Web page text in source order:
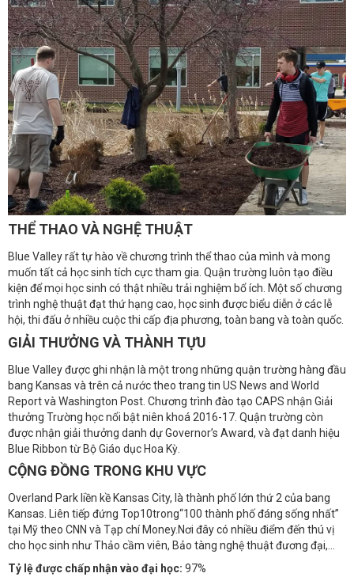
THỂ THAO VÀ NGHỆ THUẬT
Blue Valley rất tự hào về chương trình thể thao của mình và mong
muốn tất cả học sinh tích cực tham gia. Quận trường luôn tạo điều
kiện để mọi học sinh có thật nhiều trải nghiệm bổ ích. Một số chương
trình nghệ thuật đạt thứ hạng cao, học sinh được biểu diễn ở các lễ
hội, thi đấu ở nhiều cuộc thi cấp địa phương, toàn bang và toàn quốc.
GIẢI THƯỞNG VÀ THÀNH TỰU
Blue Valley được ghi nhận là một trong những quận trường hàng đầu
bang Kansas và trên cả nước theo trang tin US News and World
Report và Washington Post. Chương trình đào tạo CAPS nhận Giải
thưởng Trường học nổi bật niên khoá 2016-17. Quận trường còn
được nhận giải thưởng danh dự Governor’s Award, và đạt danh hiệu
Blue Ribbon từ Bộ Giáo dục Hoa Kỳ.
CỘNG ĐỒNG TRONG KHU VỰC
Overland Park liền kề Kansas City, là thành phố lớn thứ 2 của bang
Kansas. Liên tiếp đứng Top10trong“100 thành phố đáng sống nhất”
tại Mỹ theo CNN và Tạp chí Money.Nơi đây có nhiều điểm đến thú vị
cho học sinh như Thảo cầm viên, Bảo tàng nghệ thuật đương đại,...
Tỷ lệ được chấp nhận vào đại học: 97%